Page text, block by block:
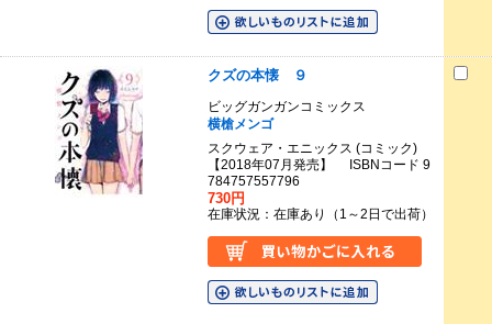
クズの本懐 ９
ビッグガンガンコミックス
横槍メンゴ
スクウェア・エニックス (コミック)
【2018年07月発売】 ISBNコード 9
784757557796
730円
在庫状況：在庫あり（1～2日で出荷）